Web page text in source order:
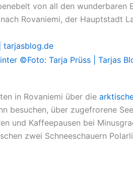
von all den wunderbaren
Rovaniemi, der Hauptstadt
in Rovaniemi über die
besuchen, über zugefrorene
und Kaffeepausen bei
zwei Schneeschauern